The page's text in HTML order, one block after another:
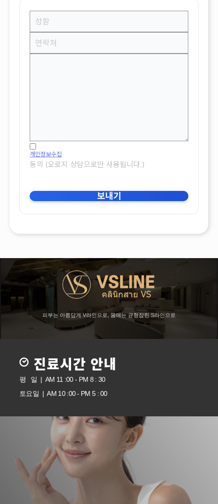
개인정보수집
동의 (오로지 상담으로만 사용됩니다.)
보내기
피부는 아름답게 V라인으로, 몸매는 균형잡힌 S라인으로
진료시간 안내
평 일 | AM 11 :00 - PM 8 : 30
토요일 | AM 10 :00 - PM 5 : 00